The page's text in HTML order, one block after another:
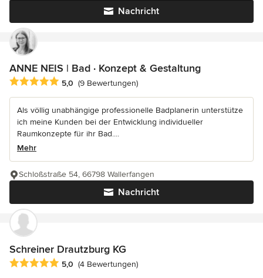
Nachricht
ANNE NEIS | Bad · Konzept & Gestaltung
Durchschnittliche Bewertung: 5 von 5 Sternen
5,0 (9 Bewertungen)
Als völlig unabhängige professionelle Badplanerin unterstütze
ich meine Kunden bei der Entwicklung individueller
Raumkonzepte für ihr Bad....
Mehr
Nachricht
Schloßstraße 54, 66798 Wallerfangen
Schreiner Drautzburg KG
Durchschnittliche Bewertung: 5 von 5 Sternen
5,0 (4 Bewertungen)